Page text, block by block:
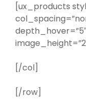
[ux_products
[/col]
[/row]